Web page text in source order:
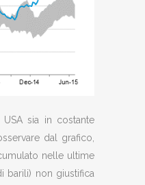
sia in costante
dal grafico,
nelle ultime
barili) non giustifica